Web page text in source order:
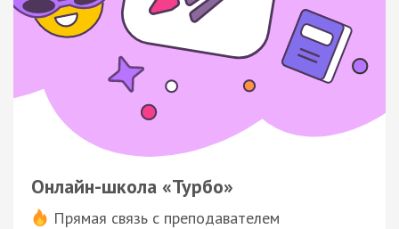
Онлайн-школа «Турбо»
Прямая связь с преподавателем